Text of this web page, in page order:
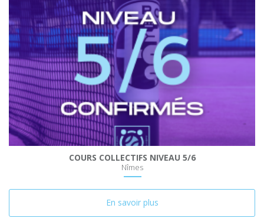
COURS COLLECTIFS NIVEAU 5/6
Nîmes
En savoir plus